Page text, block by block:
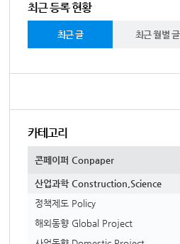
최근 등록 현황
최근 글 최근 월별 글
카테고리
콘페이퍼 Conpaper
산업과학 Construction,Science
정책제도 Policy
해외동향 Global Project